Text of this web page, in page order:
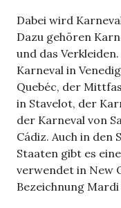
Dabei wird
Dazu gehören
und das
Karneval in
Quebéc, der
in Stavelot, der
der Karneval von
Cádiz. Auch in den
Staaten gibt es
verwendet in New
Bezeichnung